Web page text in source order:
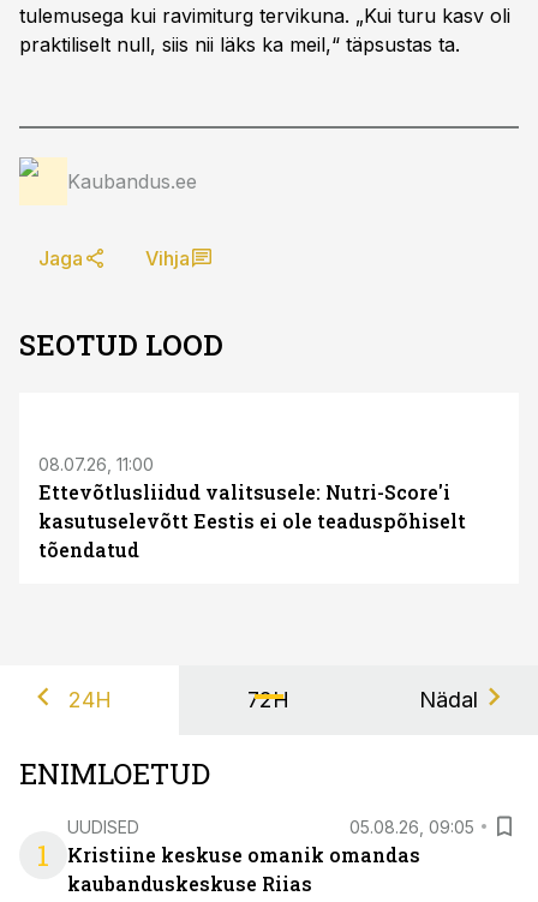
tulemusega kui ravimiturg tervikuna. „Kui turu kasv oli
praktiliselt null, siis nii läks ka meil,“ täpsustas ta.
Kaubandus.ee
Jaga Vihja
SEOTUD LOOD
08.07.26, 11:00
Ettevõtlusliidud valitsusele: Nutri-Score'i
kasutuselevõtt Eestis ei ole teaduspõhiselt
tõendatud
24H 72H Nädal
ENIMLOETUD
1
UUDISED 05.08.26, 09:05
Kristiine keskuse omanik omandas
kaubanduskeskuse Riias